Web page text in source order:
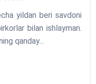
yildan beri savdoni
bilan ishlayman.
qanday...